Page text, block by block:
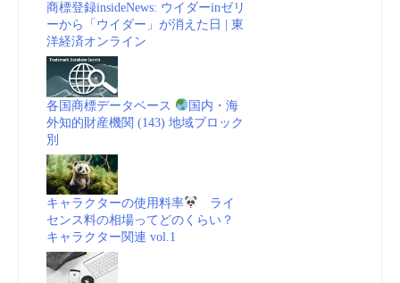
商標登録insideNews: ウイダーinゼリ
ーから「ウイダー」が消えた日 | 東
洋経済オンライン
各国商標データベース
国内・海
外知的財産機関 (143) 地域ブロック
別
キャラクターの使用料率
ライ
センス料の相場ってどのくらい？
キャラクター関連 vol.1